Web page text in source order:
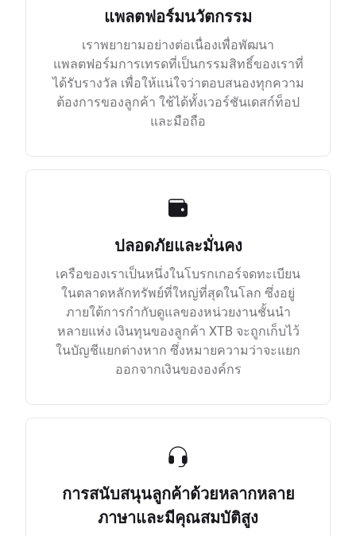
แพลตฟอร์มนวัตกรรม
เราพยายามอย่างต่อเนื่องเพื่อพัฒนา
แพลตฟอร์มการเทรดที่เป็นกรรมสิทธิ์ของเราที่
ได้รับรางวัล เพื่อให้แน่ใจว่าตอบสนองทุกความ
ต้องการของลูกค้า ใช้ได้ทั้งเวอร์ชันเดสก์ท็อป
และมือถือ
ปลอดภัยและมั่นคง
เครือของเราเป็นหนึ่งในโบรกเกอร์จดทะเบียน
ในตลาดหลักทรัพย์ที่ใหญ่ที่สุดในโลก ซึ่งอยู่
ภายใต้การกำกับดูแลของหน่วยงานชั้นนำ
หลายแห่ง เงินทุนของลูกค้า XTB จะถูกเก็บไว้
ในบัญชีแยกต่างหาก ซึ่งหมายความว่าจะแยก
ออกจากเงินขององค์กร
การสนับสนุนลูกค้าด้วยหลากหลาย
ภาษาและมีคุณสมบัติสูง